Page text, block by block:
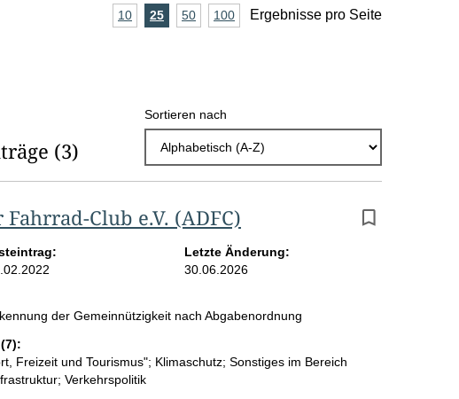
A
r
b
i
10Ergebnisse
25Ergebnisse
50Ergebnisse
100Ergebnisse
Ergebnisse pro Seite
(3)
Sortieren nach
Club e.V. (ADFC)
Letzte Änderung:
30.06.2026
der Gemeinnützigkeit nach Abgabenordnung
Freizeit und Tourismus"; Klimaschutz; Sonstiges im Bereich
Verkehrspolitik